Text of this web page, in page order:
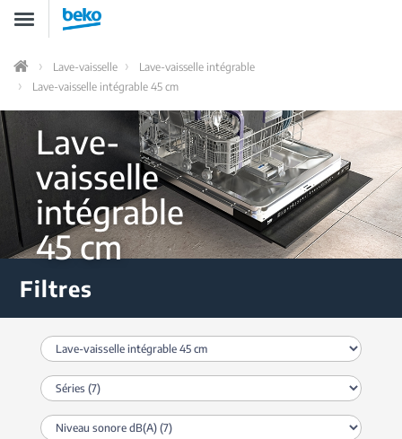
principal
Toggle
navigation
Home
Lave-vaisselle
Lave-vaisselle intégrable
Lave-vaisselle intégrable 45 cm
Lave-
vaisselle
intégrable
45 cm
Filtres